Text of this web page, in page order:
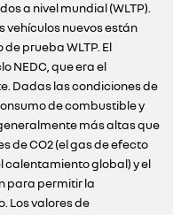
a nivel mundial (WLTP).
vehículos nuevos están
prueba WLTP. El
NEDC, que era el
Dadas las condiciones de
de combustible y
más altas que
de CO2 (el gas de efecto
calentamiento global) y el
para permitir la
Los valores de